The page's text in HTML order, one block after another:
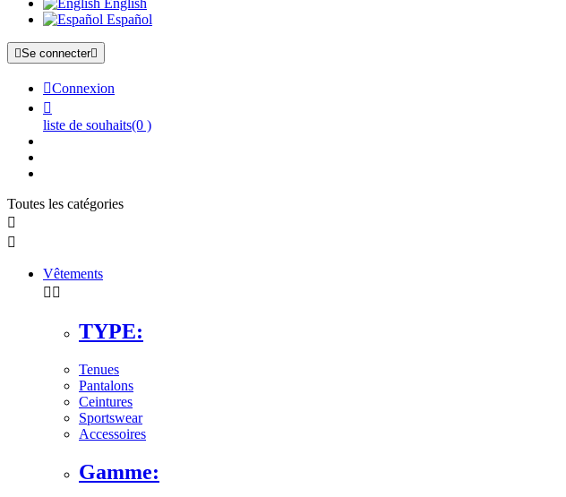
English
Español
Se connecter
Connexion

liste de souhaits(0 )
Toutes les catégories


Vêtements
 
TYPE:
Tenues
Pantalons
Ceintures
Sportswear
Accessoires
Gamme: